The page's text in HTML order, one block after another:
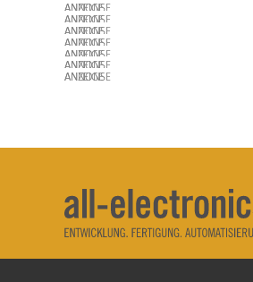
ANZEIGE
ANZEIGE
ANZEIGE
ANZEIGE
ANZEIGE
ANZEIGE
ANZEIGE